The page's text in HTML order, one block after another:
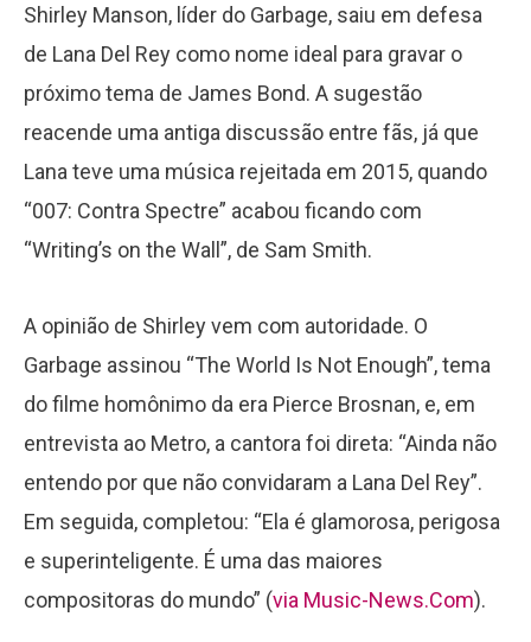
Shirley Manson, líder do Garbage, saiu em defesa
de Lana Del Rey como nome ideal para gravar o
próximo tema de James Bond. A sugestão
reacende uma antiga discussão entre fãs, já que
Lana teve uma música rejeitada em 2015, quando
“007: Contra Spectre” acabou ficando com
“Writing’s on the Wall”, de Sam Smith.
A opinião de Shirley vem com autoridade. O
Garbage assinou “The World Is Not Enough”, tema
do filme homônimo da era Pierce Brosnan, e, em
entrevista ao Metro, a cantora foi direta: “Ainda não
entendo por que não convidaram a Lana Del Rey”.
Em seguida, completou: “Ela é glamorosa, perigosa
e superinteligente. É uma das maiores
compositoras do mundo” (via Music-News.Com).